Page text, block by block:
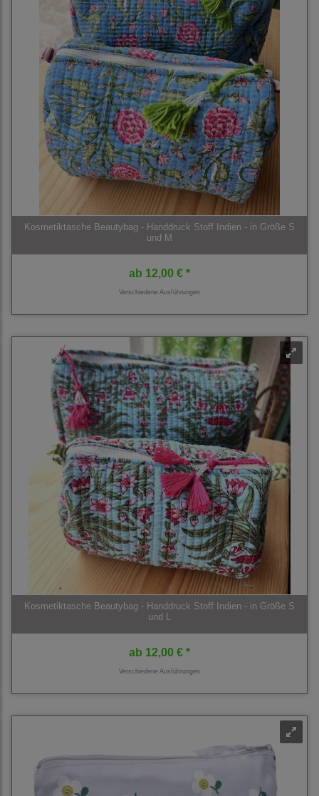
Kosmetiktasche Beautybag - Handdruck Stoff Indien - in Größe S
und M
ab 12,00 € *
Verschiedene Ausführungen
Kosmetiktasche Beautybag - Handdruck Stoff Indien - in Größe S
und L
ab 12,00 € *
Verschiedene Ausführungen